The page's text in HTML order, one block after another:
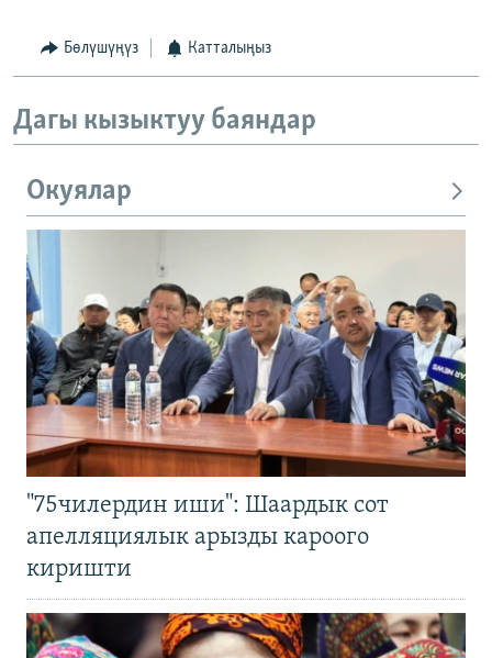
Бөлүшүңүз Катталыңыз
Дагы кызыктуу баяндар
Окуялар
"75чилердин иши": Шаардык сот
апелляциялык арызды кароого
киришти